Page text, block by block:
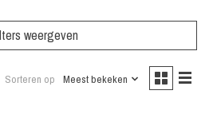
weergeven
Sorteren op Meest bekeken